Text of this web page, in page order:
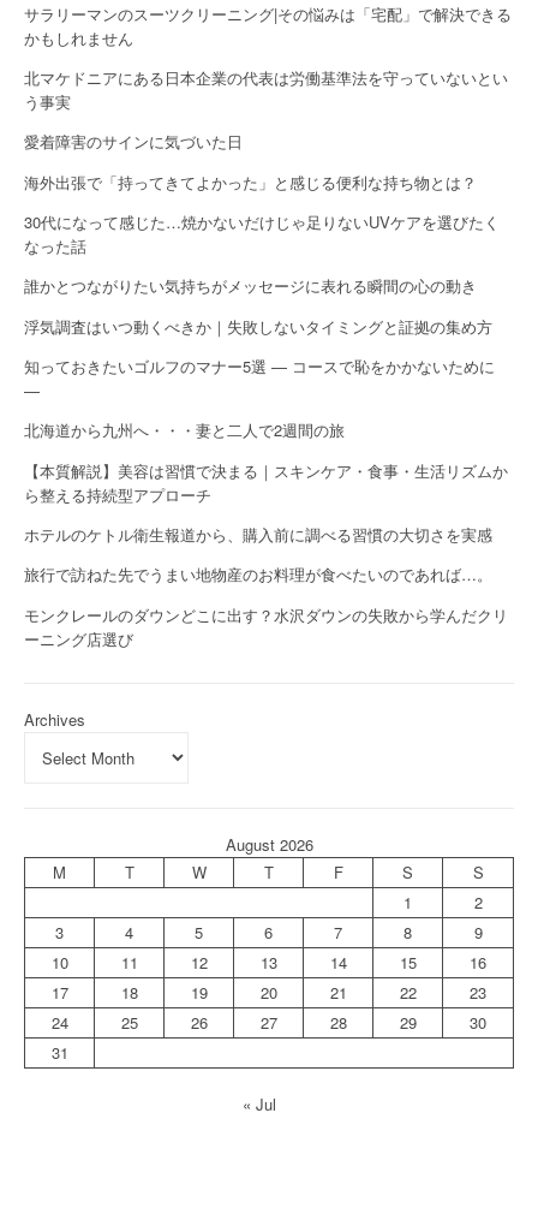
サラリーマンのスーツクリーニング|その悩みは「宅配」で解決できる
かもしれません
北マケドニアにある日本企業の代表は労働基準法を守っていないとい
う事実
愛着障害のサインに気づいた日
海外出張で「持ってきてよかった」と感じる便利な持ち物とは？
30代になって感じた…焼かないだけじゃ足りないUVケアを選びたく
なった話
誰かとつながりたい気持ちがメッセージに表れる瞬間の心の動き
浮気調査はいつ動くべきか｜失敗しないタイミングと証拠の集め方
知っておきたいゴルフのマナー5選 — コースで恥をかかないために
—
北海道から九州へ・・・妻と二人で2週間の旅
【本質解説】美容は習慣で決まる｜スキンケア・食事・生活リズムか
ら整える持続型アプローチ
ホテルのケトル衛生報道から、購入前に調べる習慣の大切さを実感
旅行で訪ねた先でうまい地物産のお料理が食べたいのであれば…。
モンクレールのダウンどこに出す？水沢ダウンの失敗から学んだクリ
ーニング店選び
Archives
August 2026
M
T W T F S
S
1
2
3
4 5 6 7 8
9
10
11 12 13 14 15
16
17
18 19 20 21 22
23
24
25 26 27 28 29
30
31
« Jul